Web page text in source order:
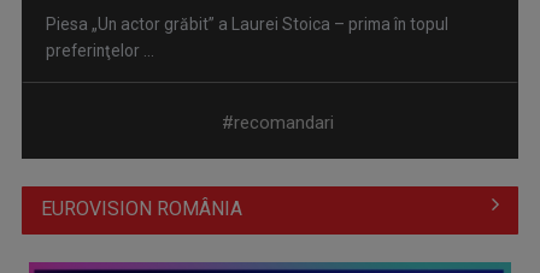
Piesa „Un actor grăbit” a Laurei Stoica – prima în topul
preferinţelor ...
#recomandari
EUROVISION ROMÂNIA